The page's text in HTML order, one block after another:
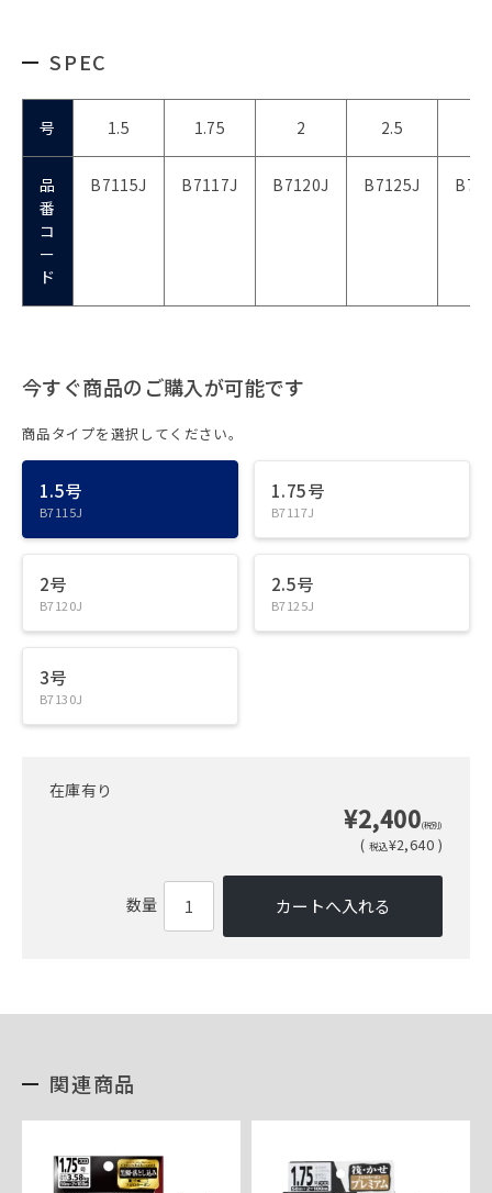
SPEC
号 1.5 1.75 2 2.5
品
番
コ
ー
ド
B7115J B7117J B7120J B7125J
今すぐ商品のご購入が可能です
商品タイプを選択してください。
1.5号
B7115J
1.75号
B7117J
2号
B7120J
2.5号
B7125J
3号
B7130J
在庫有り
¥2,400(税別)
( 税込¥2,640 )
数量
関連商品